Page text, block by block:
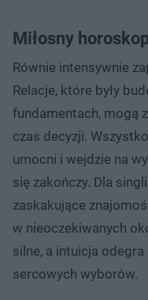
Miłosny
Równie intensywnie
Relacje, które były
fundamentach, mogą
czas decyzji.
umocni i wejdzie na
się zakończy. Dla
zaskakujące
w nieoczekiwanych
silne, a intuicja
sercowych wyborów.